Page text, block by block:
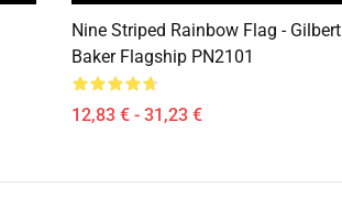
Nine Striped Rainbow Flag - Gilbert
Baker Flagship PN2101
12,83 € - 31,23 €